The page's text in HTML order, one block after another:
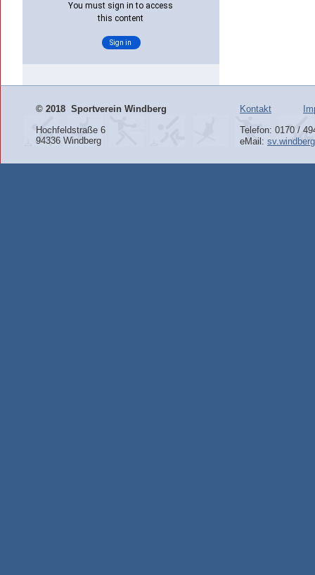
© 2018 Sportverein Windberg
Hochfeldstraße 6
94336 Windberg
Kontakt
Telefon: 0170 /
eMail: